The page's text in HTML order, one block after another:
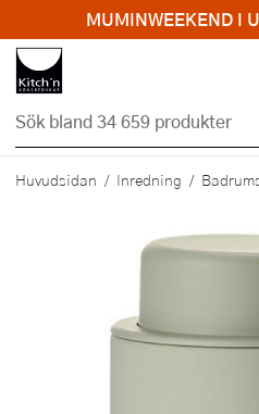
Hopp till huvudinnehållet
Huvudsidan Inredning
MUMINWEEKEND I